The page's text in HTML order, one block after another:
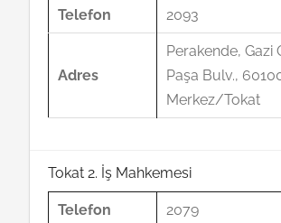
Telefon 2093
Adres
Perakende, Gazi
Paşa Bulv.,
Merkez/Tokat
Tokat 2. İş Mahkemesi
Telefon 2079